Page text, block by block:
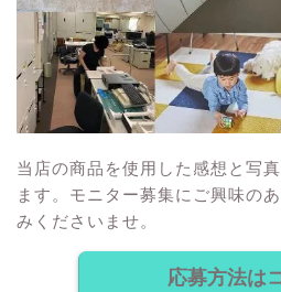
当店の商品を使用した感想と写
ます。モニター募集にご興味の
みくださいませ。
応募方法は